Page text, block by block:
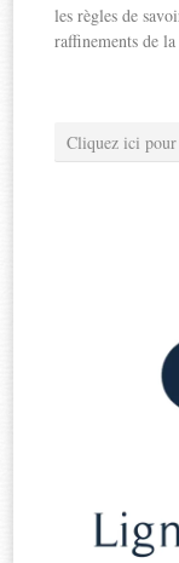
les règles de
raffinements de
Cliquez ici pour